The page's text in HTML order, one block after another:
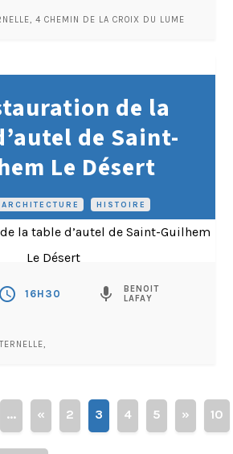
4 CHEMIN DE LA CROIX DU LUME
HISTOIRE
de la
de Saint-
Le Désert
schedule 16H30 mic
BENOIT
LAFAY
... « 2 3 4 5 » 10